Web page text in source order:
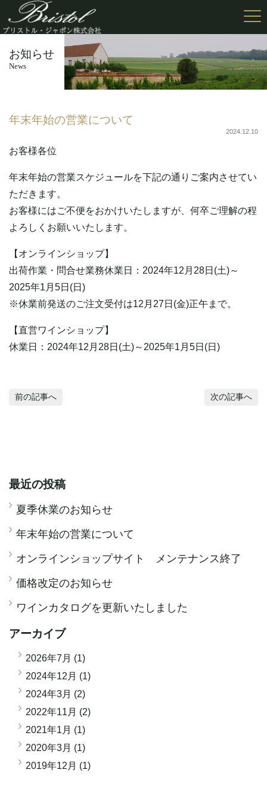
お知らせ
News
年末年始の営業について
2024.12.10
お客様各位
年末年始の営業スケジュールを下記の通りご案内させてい
ただきます。
お客様にはご不便をおかけいたしますが、何卒ご理解の程
よろしくお願いいたします。
【オンラインショップ】
出荷作業・問合せ業務休業日：2024年12月28日(土)～
2025年1月5日(日)
※休業前発送のご注文受付は12月27日(金)正午まで。
【直営ワインショップ】
休業日：2024年12月28日(土)～2025年1月5日(日)
前の記事へ 次の記事へ
最近の投稿
夏季休業のお知らせ
年末年始の営業について
オンラインショップサイト メンテナンス終了
価格改定のお知らせ
ワインカタログを更新いたしました
アーカイブ
2026年7月 (1)
2024年12月 (1)
2024年3月 (2)
2022年11月 (2)
2021年1月 (1)
2020年3月 (1)
2019年12月 (1)